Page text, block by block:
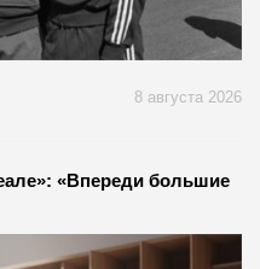
8 августа 2026
«Впереди большие